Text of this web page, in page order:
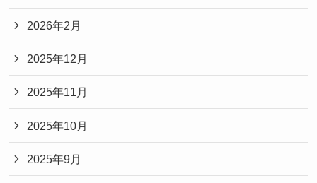
2026年2月
2025年12月
2025年11月
2025年10月
2025年9月